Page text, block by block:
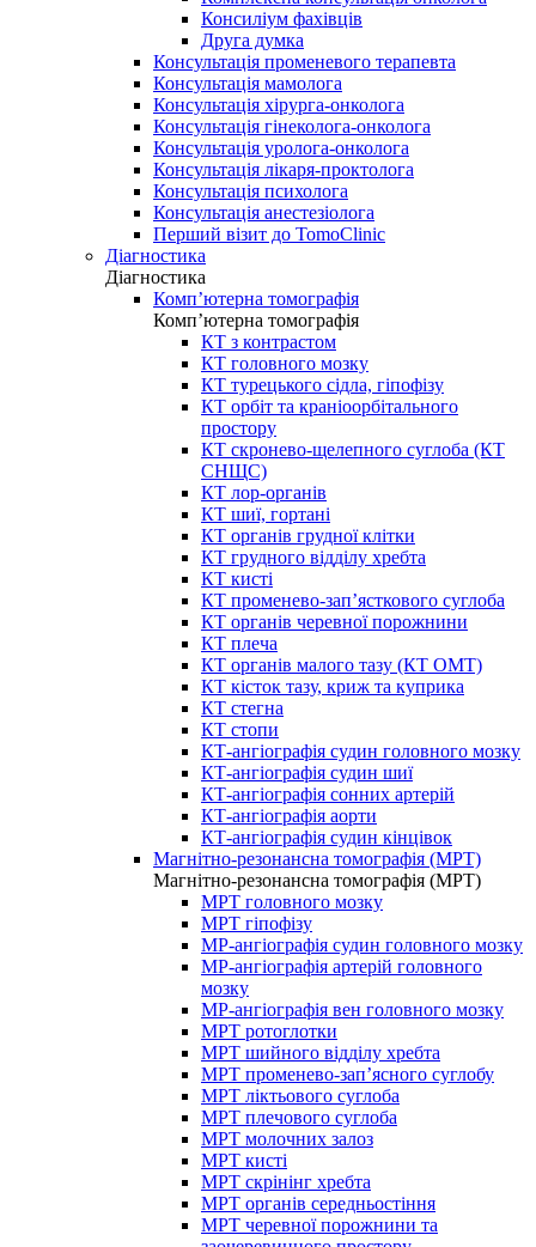
Консиліум фахівців
Друга думка
Консультація променевого терапевта
Консультація мамолога
Консультація хірурга-онколога
Консультація гінеколога-онколога
Консультація уролога-онколога
Консультація лікаря-проктолога
Консультація психолога
Консультація анестезіолога
Перший візит до TomoClinic
Діагностика
Діагностика
Комп’ютерна томографія
Комп’ютерна томографія
КТ з контрастом
КТ головного мозку
КТ турецького сідла, гіпофізу
КТ орбіт та краніоорбітального
простору
КТ скронево-щелепного суглоба (КТ
СНЩС)
КТ лор-органів
КТ шиї, гортані
КТ органів грудної клітки
КТ грудного відділу хребта
КТ кисті
КТ променево-зап’ясткового суглоба
КТ органів черевної порожнини
КТ плеча
КТ органів малого тазу (КТ ОМТ)
КТ кісток тазу, криж та куприка
КТ стегна
КТ стопи
КТ-ангіографія судин головного мозку
КТ-ангіографія судин шиї
КТ-ангіографія сонних артерій
КТ-ангіографія аорти
КТ-ангіографія судин кінцівок
Магнітно-резонансна томографія (МРТ)
Магнітно-резонансна томографія (МРТ)
МРТ головного мозку
МРТ гіпофізу
МР-ангіографія судин головного мозку
МР-ангіографія артерій головного
мозку
МР-ангіографія вен головного мозку
МРТ ротоглотки
МРТ шийного відділу хребта
МРТ променево-зап’ясного суглобу
МРТ ліктьового суглоба
МРТ плечового суглоба
МРТ молочних залоз
МРТ кисті
МРТ скрінінг хребта
МРТ органів середньостіння
МРТ черевної порожнини та